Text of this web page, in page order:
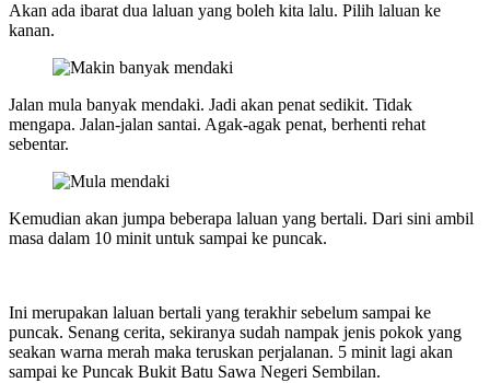
Akan ada ibarat dua laluan yang boleh kita lalu. Pilih laluan ke
kanan.
Jalan mula banyak mendaki. Jadi akan penat sedikit. Tidak
mengapa. Jalan-jalan santai. Agak-agak penat, berhenti rehat
sebentar.
Kemudian akan jumpa beberapa laluan yang bertali. Dari sini ambil
masa dalam 10 minit untuk sampai ke puncak.
Ini merupakan laluan bertali yang terakhir sebelum sampai ke
puncak. Senang cerita, sekiranya sudah nampak jenis pokok yang
seakan warna merah maka teruskan perjalanan. 5 minit lagi akan
sampai ke Puncak Bukit Batu Sawa Negeri Sembilan.